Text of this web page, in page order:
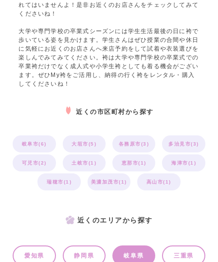
れてはいませんよ！是非お近くのお店さんをチェックしてみて
くださいね！
大学や専門学校の卒業式シーズンには学生生活最後の日に袴で
歩いている姿を見かけます。学生さんはぜひ授業の合間や休日
に気軽にお近くのお店さんへ来店予約をして試着や衣装選びを
楽しんでみてみてください。袴は大学や専門学校の卒業式での
卒業袴だけでなく成人式や小学生袴としても着る機会がござい
ます。ぜひMy袴をご活用し、納得の行く袴をレンタル・購入
してくださいね！
近くの市区町村から探す
岐阜市(6) 大垣市(5) 各務原市(3) 多治見市(3)
可児市(2) 土岐市(1) 恵那市(1) 海津市(1)
瑞穂市(1) 美濃加茂市(1) 高山市(1)
近くのエリアから探す
愛知県 静岡県 岐阜県 三重県